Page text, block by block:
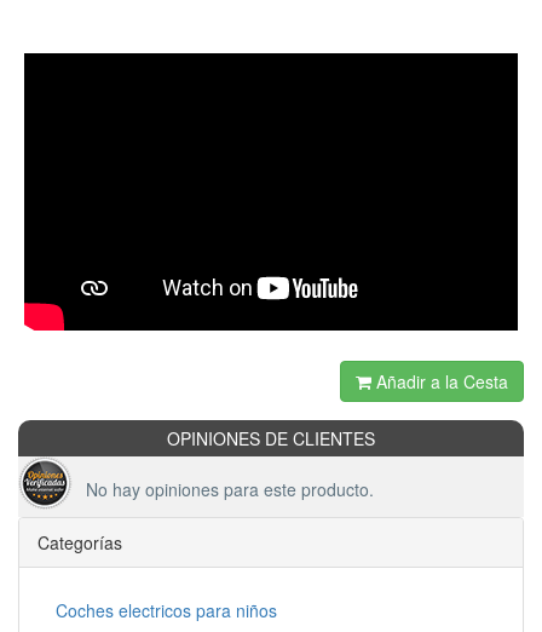
Añadir a la Cesta
OPINIONES DE CLIENTES
No hay opiniones para este producto.
Categorías
Coches electricos para niños